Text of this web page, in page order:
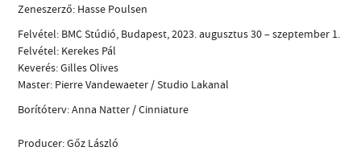
Zeneszerző: Hasse Poulsen
Felvétel: BMC Stúdió, Budapest, 2023. augusztus 30 – szeptember 1.
Felvétel: Kerekes Pál
Keverés: Gilles Olives
Master: Pierre Vandewaeter / Studio Lakanal
Borítóterv: Anna Natter / Cinniature
Producer: Gőz László